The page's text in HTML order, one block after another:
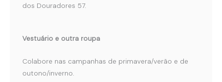
dos Douradores 57.
Vestuário e outra roupa
Colabore nas campanhas de primavera/verão e de
outono/inverno.